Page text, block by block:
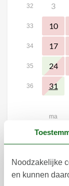
32 3
33 10
34 17
35 24
36
31
ma
38 14
Noodzakelijke
en kunnen